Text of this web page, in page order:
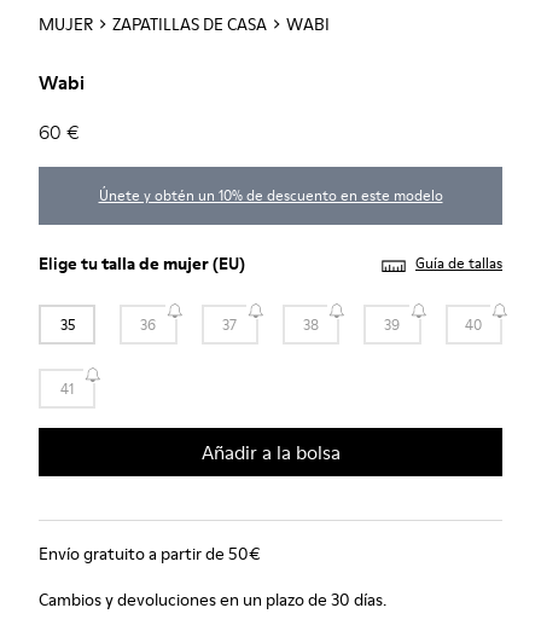
MUJER ZAPATILLAS DE CASA WABI
Wabi
60 €
Únete y obtén un 10% de descuento en este modelo
Elige tutalla de mujer(EU) Guía de tallas
35 36 37 38 39 40
41
Añadir a la bolsa
Envío gratuito a partir de 50€
Cambios y devoluciones en un plazo de 30 días.